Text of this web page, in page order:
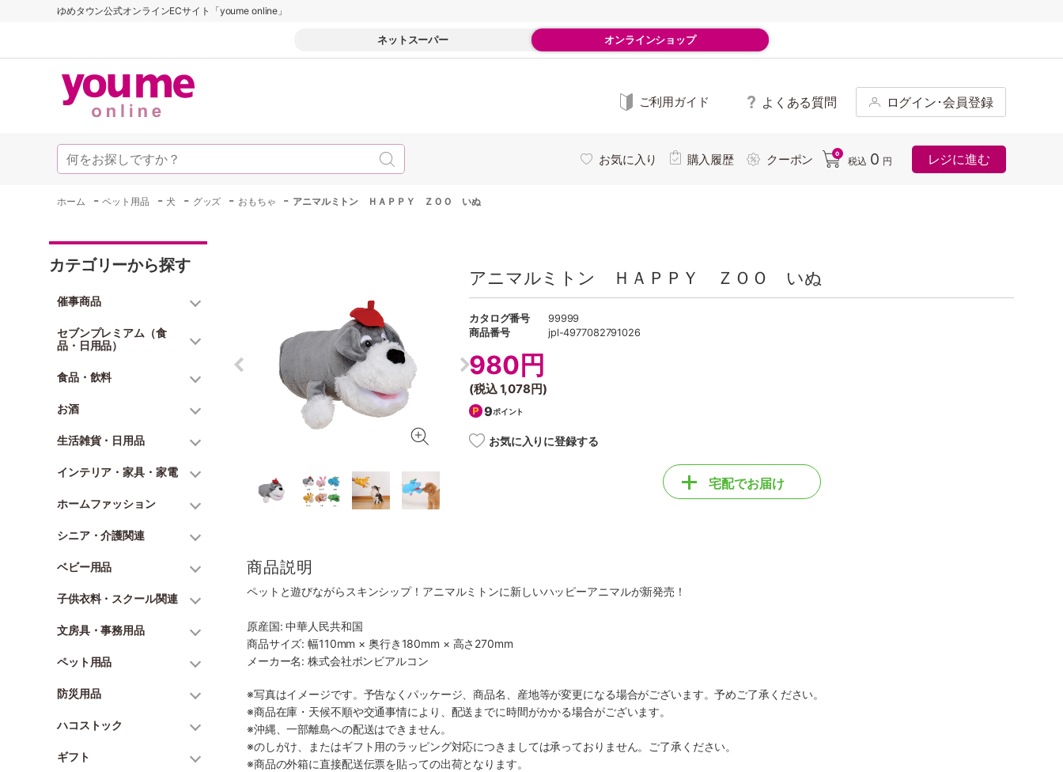
ゆめタウン公式オンラインECサイト「youme online」
ネットスーパー オンラインショップ
ご利用ガイド よくある質問 ログイン･会員登録
お気に入り 購入履歴 クーポン 0
税込 0 円 レジに進む
ホーム -ペット用品 -犬 - グッズ - おもちゃ - アニマルミトン ＨＡＰＰＹ ＺＯＯ いぬ
カテゴリーから探す
催事商品
セブンプレミアム（食
品・日用品）
食品・飲料
お酒
生活雑貨・日用品
インテリア・家具・家電
ホームファッション
シニア・介護関連
ベビー用品
子供衣料・スクール関連
文房具・事務用品
ペット用品
防災用品
ハコストック
ギフト
アニマルミトン ＨＡＰＰＹ ＺＯＯ いぬ
カタログ番号
99999
商品番号
jpl-4977082791026
980円
(税込1,078円)
9ポイント
お気に入りに登録する
宅配でお届け
商品説明
ペットと遊びながらスキンシップ！アニマルミトンに新しいハッピーアニマルが新発売！
原産国: 中華人民共和国
商品サイズ: 幅110mm × 奥行き180mm × 高さ270mm
メーカー名: 株式会社ボンビアルコン
※写真はイメージです。予告なくパッケージ、商品名、産地等が変更になる場合がございます。予めご了承ください。
※商品在庫・天候不順や交通事情により、配送までに時間がかかる場合がございます。
※沖縄、一部離島への配送はできません。
※のしがけ、またはギフト用のラッピング対応につきましては承っておりません。ご了承ください。
※商品の外箱に直接配送伝票を貼っての出荷となります。